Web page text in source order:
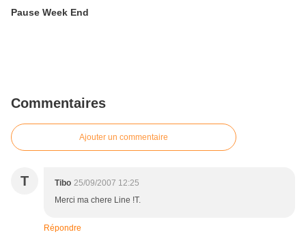
Pause Week End
Commentaires
Ajouter un commentaire
T Tibo 25/09/2007 12:25
Merci ma chere Line !T.
Répondre